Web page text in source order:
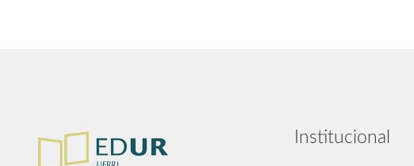
Institucional